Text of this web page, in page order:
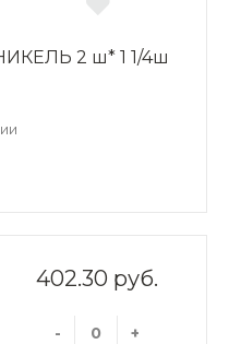
2 ш* 1 1/4ш
402.30 руб.
- +